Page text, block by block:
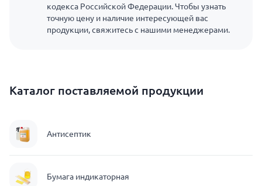
кодекса Российской Федерации. Чтобы узнать
точную цену и наличие интересующей вас
продукции, свяжитесь с нашими менеджерами.
Каталог поставляемой продукции
Антисептик
Бумага индикаторная